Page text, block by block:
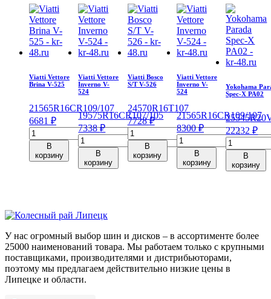
Viatti Vettore
Brina V-525
21565R16CR109/107
6681 ₽
Количество
товара
Viatti
Vettore
109/107
В
корзину
Viatti Vettore
Inverno V-
524
19575R16CR107/105
7338₽
Количество
товара
Viatti
Vettore
195/75/R16C
R
В
корзину
Viatti Bosco
S/T V-526
24570R16T107
7728₽
Количество
товара
Viatti
Bosco
В
корзину
Viatti Vettore
Inverno V-
524
21565R16CR109/107
8300₽
Количество
товара
Viatti
Vettore
R
В
корзину
Yokohama
Spec-X PA02
25545R20
22232₽
товара
Yokohama
Parada
V
В
корзину
У нас огромный выбор шин и дисков – в ассортименте более
25000 наименований товара. Мы работаем только с крупными
поставщиками, производителями и дистрибьюторами,
поэтому мы предлагаем действительно низкие цены в
Липецке и области.